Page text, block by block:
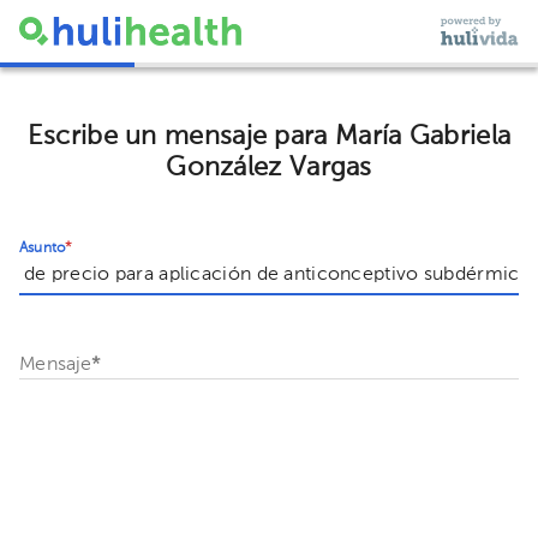
Escribe un mensaje para María Gabriela
González Vargas
Asunto*
Mensaje*